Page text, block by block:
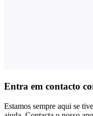
Entra em contacto
Estamos sempre aqui se